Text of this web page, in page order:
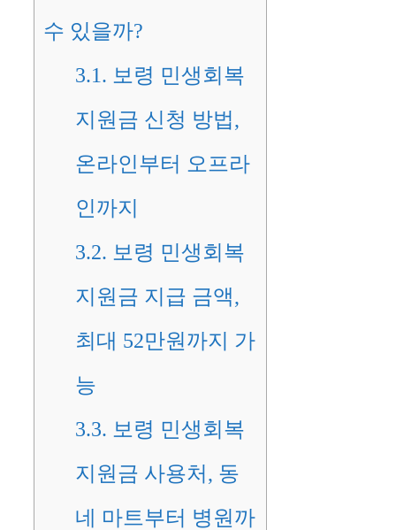
수 있을까?
3.1. 보령 민생회복
지원금 신청 방법,
온라인부터 오프라
인까지
3.2. 보령 민생회복
지원금 지급 금액,
최대 52만원까지 가
능
3.3. 보령 민생회복
지원금 사용처, 동
네 마트부터 병원까